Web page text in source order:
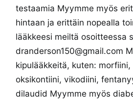
testaamia Myymme myös
hintaan ja erittäin nopealla
lääkkeesi meiltä osoitteessa
dranderson150@gmail.com
kipulääkkeitä, kuten: morfiini,
oksikontiini, vikodiini,
dilaudid Myymme myös